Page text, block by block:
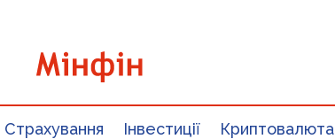
Страхування Інвестиції Криптовалюта